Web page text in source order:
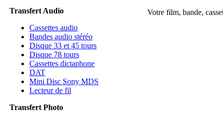
Votre film, bande,
Transfert Audio
Cassettes audio
Bandes audio stéréo
Disque 33 et 45 tours
Disque 78 tours
Cassettes dictaphone
DAT
Mini Disc Sony MDS
Lecteur de fil
Transfert Photo